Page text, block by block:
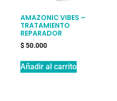
AMAZONIC VIBES –
TRATAMIENTO
REPARADOR
$50.000
Añadir al carrito